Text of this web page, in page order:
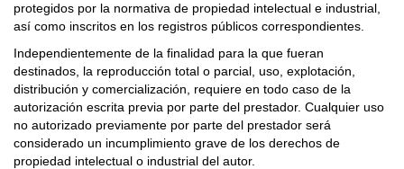
protegidos por la normativa de propiedad intelectual e industrial,
así como inscritos en los registros públicos correspondientes.
Independientemente de la finalidad para la que fueran
destinados, la reproducción total o parcial, uso, explotación,
distribución y comercialización, requiere en todo caso de la
autorización escrita previa por parte del prestador. Cualquier uso
no autorizado previamente por parte del prestador será
considerado un incumplimiento grave de los derechos de
propiedad intelectual o industrial del autor.